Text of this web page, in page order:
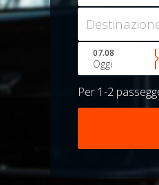
07.08
Oggi
Per 1-2